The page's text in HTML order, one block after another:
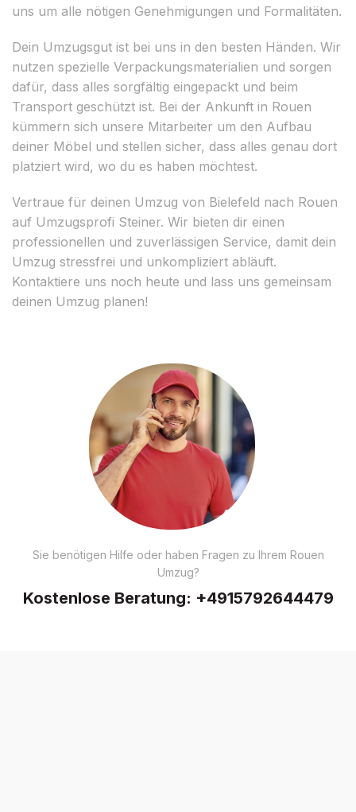
uns um alle nötigen Genehmigungen und Formalitäten.
Dein Umzugsgut ist bei uns in den besten Händen. Wir
nutzen spezielle Verpackungsmaterialien und sorgen
dafür, dass alles sorgfältig eingepackt und beim
Transport geschützt ist. Bei der Ankunft in Rouen
kümmern sich unsere Mitarbeiter um den Aufbau
deiner Möbel und stellen sicher, dass alles genau dort
platziert wird, wo du es haben möchtest.
Vertraue für deinen Umzug von Bielefeld nach Rouen
auf Umzugsprofi Steiner. Wir bieten dir einen
professionellen und zuverlässigen Service, damit dein
Umzug stressfrei und unkompliziert abläuft.
Kontaktiere uns noch heute und lass uns gemeinsam
deinen Umzug planen!
Sie benötigen Hilfe oder haben Fragen zu Ihrem Rouen
Umzug?
Kostenlose Beratung: +4915792644479